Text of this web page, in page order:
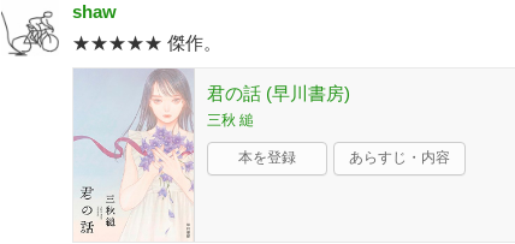
shaw
★★★★★ 傑作。
君の話 (早川書房)
三秋 縋
本を登録 あらすじ・内容